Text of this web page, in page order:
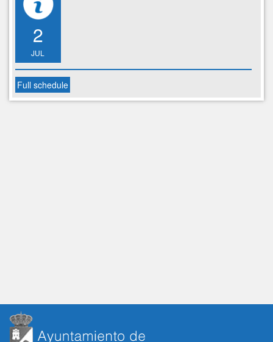
2
JUL
Full schedule